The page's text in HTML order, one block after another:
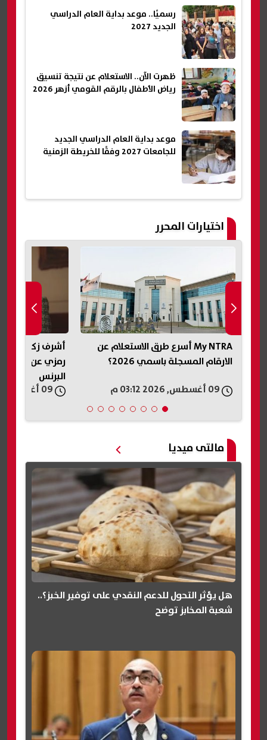
رسميًا.. موعد بداية العام الدراسي
الجديد 2027
ظهرت الآن.. الاستعلام عن نتيجة تنسيق
رياض الأطفال بالرقم القومي أزهر 2026
موعد بداية العام الدراسي الجديد
للجامعات 2027 وفقًا للخريطة الزمنية
اختيارات المحرر
My NTRA أسرع طرق الاستعلام عن
الارقام المسجلة باسمي 2026؟
أشرف زكي:
رمزي عن
البرنس
مالتى ميديا
هل يؤثر التحول للدعم النقدي على توفير الخبز؟..
شعبة المخابز توضح